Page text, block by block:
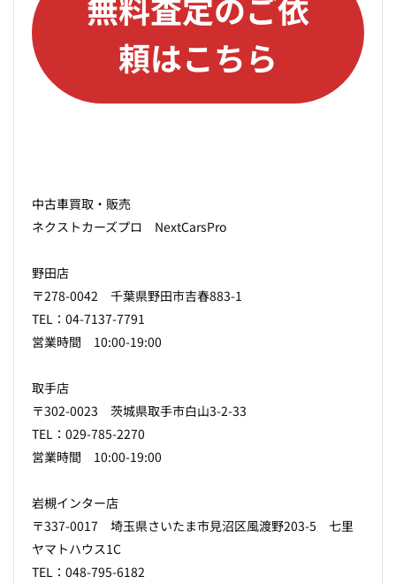
頼はこちら
中古車買取・販売
ネクストカーズプロ NextCarsPro
野田店
〒278-0042 千葉県野田市吉春883-1
TEL：04-7137-7791
営業時間 10:00-19:00
取手店
〒302-0023 茨城県取手市白山3-2-33
TEL：029-785-2270
営業時間 10:00-19:00
岩槻インター店
〒337-0017 埼玉県さいたま市見沼区風渡野203-5 七里
ヤマトハウス1C
TEL：048-795-6182